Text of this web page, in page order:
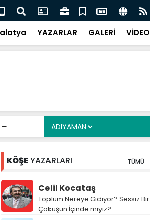
Siyasete: DEM Parti’nin Tarihi Sınavı
YAZARLAR GALERİ VİDEO
KÖŞEYAZARLARI TÜMÜ
Celil Kocataş
Toplum Nereye Gidiyor? Sessiz Bir
Çöküşün İçinde miyiz?